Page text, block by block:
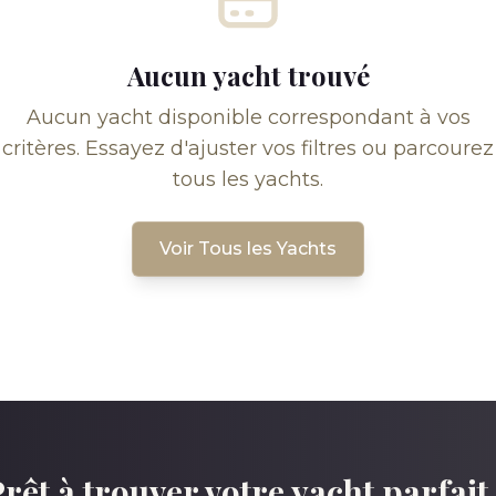
Aucun yacht trouvé
Aucun yacht disponible correspondant à vos
critères. Essayez d'ajuster vos filtres ou parcourez
tous les yachts.
Voir Tous les Yachts